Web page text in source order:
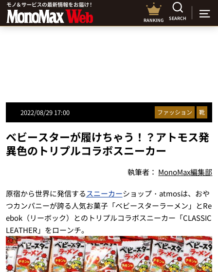
RANKING SEARCH
2022/08/29 17:00 ファッション 靴
ベビースターが履けちゃう！？アトモス発
異色のトリプルコラボスニーカー
執筆者： MonoMax編集部
原宿から世界に発信するスニーカーショップ・atmosは、おや
つカンパニーが誇る人気お菓子「ベビースターラーメン」とRe
ebok（リーボック）とのトリプルコラボスニーカー「CLASSIC
LEATHER」をローンチ。